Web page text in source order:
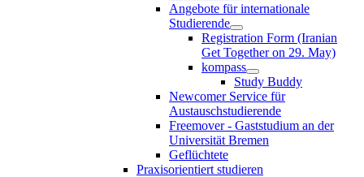
Angebote für internationale
Studierende
Registration Form (Iranian
Get Together on 29. May)
kompass
Study Buddy
Newcomer Service für
Austauschstudierende
Freemover - Gaststudium an der
Universität Bremen
Geflüchtete
Praxisorientiert studieren